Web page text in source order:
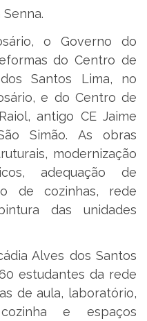
o Governo do
do Centro de
Santos Lima, no
e do Centro de
antigo CE Jaime
Simão. As obras
modernização
adequação de
de cozinhas, rede
das unidades
Alves dos Santos
estudantes da rede
de aula, laboratório,
e espaços